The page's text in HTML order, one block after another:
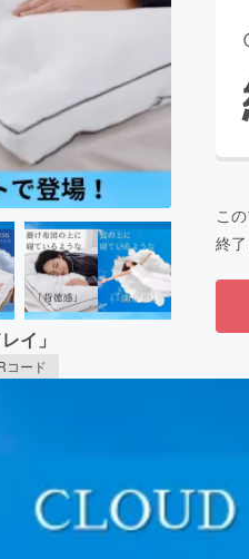
Good
と納税
machi-yaコミュニティ
イ」
コード
こ
終